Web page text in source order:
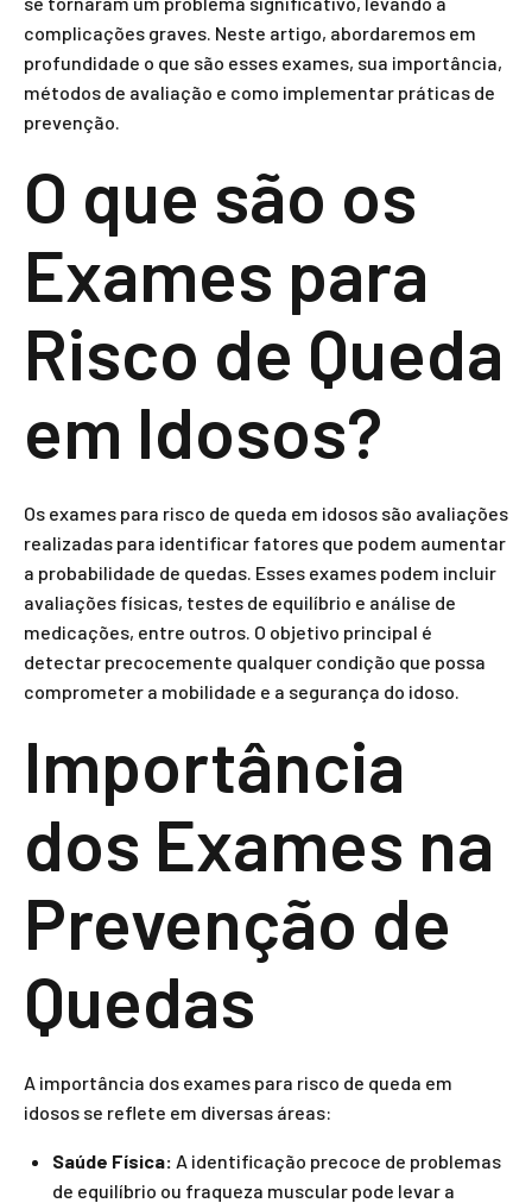
complicações graves. Neste artigo, abordaremos em
profundidade o que são esses exames, sua importância,
métodos de avaliação e como implementar práticas de
prevenção.
O que são os
Exames para
Risco de Queda
em Idosos?
Os exames para risco de queda em idosos são avaliações
realizadas para identificar fatores que podem aumentar
a probabilidade de quedas. Esses exames podem incluir
avaliações físicas, testes de equilíbrio e análise de
medicações, entre outros. O objetivo principal é
detectar precocemente qualquer condição que possa
comprometer a mobilidade e a segurança do idoso.
Importância
dos Exames na
Prevenção de
Quedas
A importância dos exames para risco de queda em
idosos se reflete em diversas áreas:
Saúde Física: A identificação precoce de problemas
de equilíbrio ou fraqueza muscular pode levar a